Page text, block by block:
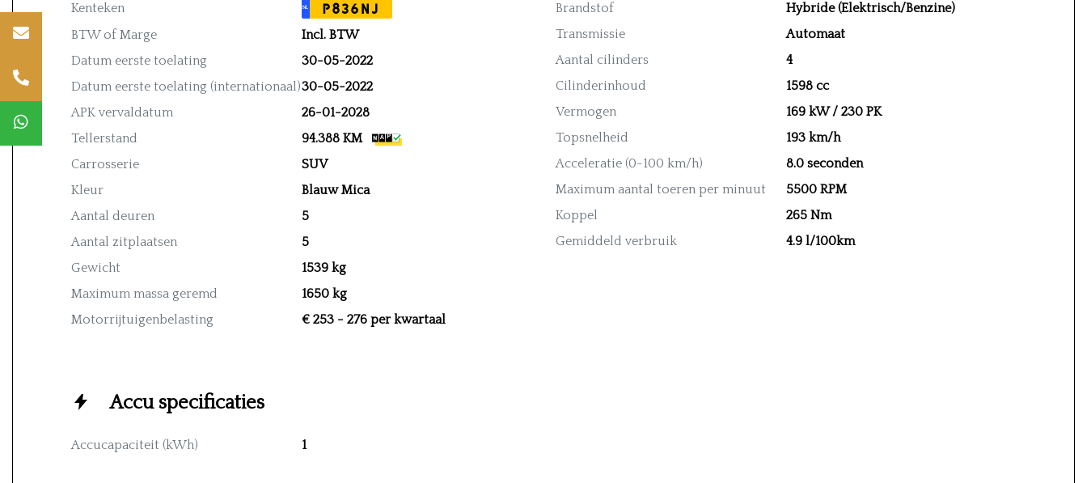
Kenteken NL P836NJ
BTW of Marge
Incl. BTW
Datum eerste toelating
30-05-2022
Datum eerste toelating (internationaal)30-05-2022
APK vervaldatum
26-01-2028
Tellerstand
94.388 KM
Carrosserie
SUV
Kleur
Blauw Mica
Aantal deuren
5
Aantal zitplaatsen
5
Gewicht
1539 kg
Maximum massa geremd
1650 kg
Motorrijtuigenbelasting
€ 253 - 276 per kwartaal
Brandstof
Hybride (Elektrisch/Benzine)
Transmissie
Automaat
Aantal cilinders
4
Cilinderinhoud
1598 cc
Vermogen
169 kW / 230 PK
Topsnelheid
193 km/h
Acceleratie (0-100 km/h)
8.0 seconden
Maximum aantal toeren per minuut
5500 RPM
Koppel
265 Nm
Gemiddeld verbruik
4.9 l/100km
Accu specificaties
Accucapaciteit (kWh) 1